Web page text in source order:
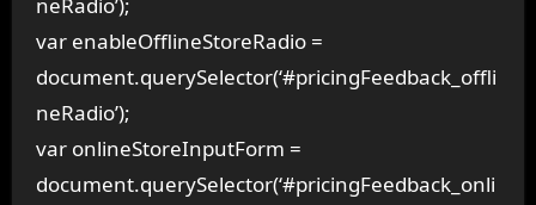
neRadio’);
var enableOfflineStoreRadio =
document.querySelector(‘#pricingFeedback_offli
neRadio’);
var onlineStoreInputForm =
document.querySelector(‘#pricingFeedback_onli